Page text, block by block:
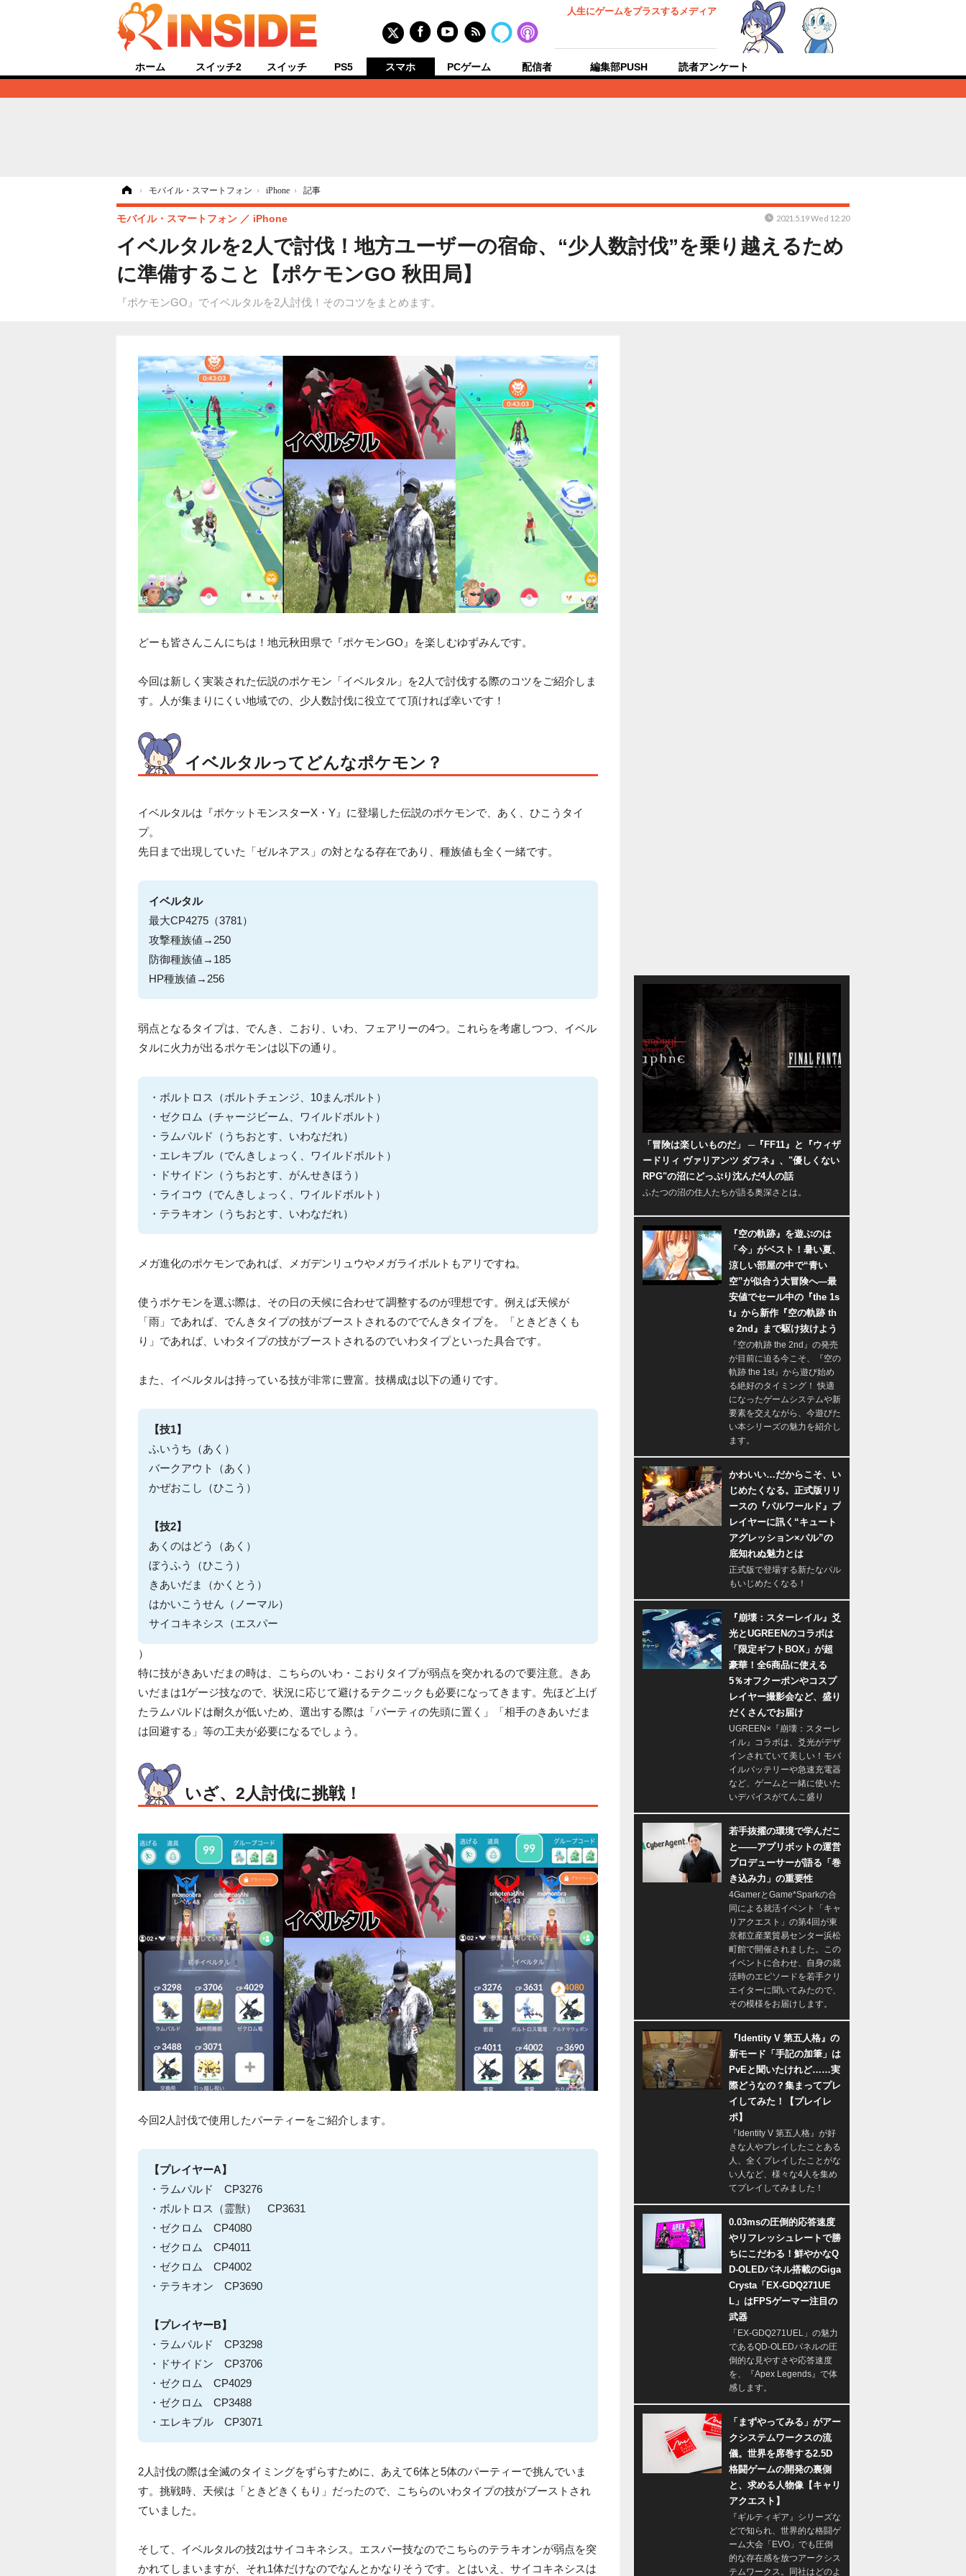
人生にゲームをプラスするメディア
ホーム スイッチ2 スイッチ PS5 スマホ PCゲーム 配信者 編集部PUSH 読者アンケート
› モバイル・スマートフォン › iPhone › 記事
イベルタルを2人で討伐！地方ユーザーの宿命、“少人数討伐”を乗り越えるため
に準備すること【ポケモンGO 秋田局】
『ポケモンGO』でイベルタルを2人討伐！そのコツをまとめます。
モバイル・スマートフォン iPhone 2021.5.19 Wed 12:20
どーも皆さんこんにちは！地元秋田県で『ポケモンGO』を楽しむゆずみんです。
今回は新しく実装された伝説のポケモン「イベルタル」を2人で討伐する際のコツをご紹介しま
す。人が集まりにくい地域での、少人数討伐に役立てて頂ければ幸いです！
イベルタルってどんなポケモン？
イベルタルは『ポケットモンスターX・Y』に登場した伝説のポケモンで、あく、ひこうタイ
プ。
先日まで出現していた「ゼルネアス」の対となる存在であり、種族値も全く一緒です。
イベルタル
最大CP4275（3781）
攻撃種族値→250
防御種族値→185
HP種族値→256
弱点となるタイプは、でんき、こおり、いわ、フェアリーの4つ。これらを考慮しつつ、イベル
タルに火力が出るポケモンは以下の通り。
・ボルトロス（ボルトチェンジ、10まんボルト）
・ゼクロム（チャージビーム、ワイルドボルト）
・ラムパルド（うちおとす、いわなだれ）
・エレキブル（でんきしょっく、ワイルドボルト）
・ドサイドン（うちおとす、がんせきほう）
・ライコウ（でんきしょっく、ワイルドボルト）
・テラキオン（うちおとす、いわなだれ）
メガ進化のポケモンであれば、メガデンリュウやメガライボルトもアリですね。
使うポケモンを選ぶ際は、その日の天候に合わせて調整するのが理想です。例えば天候が
「雨」であれば、でんきタイプの技がブーストされるのででんきタイプを。「ときどきくも
り」であれば、いわタイプの技がブーストされるのでいわタイプといった具合です。
また、イベルタルは持っている技が非常に豊富。技構成は以下の通りです。
【技1】
ふいうち（あく）
バークアウト（あく）
かぜおこし（ひこう）
【技2】
あくのはどう（あく）
ぼうふう（ひこう）
きあいだま（かくとう）
はかいこうせん（ノーマル）
サイコキネシス（エスパー
）
特に技がきあいだまの時は、こちらのいわ・こおりタイプが弱点を突かれるので要注意。きあ
いだまは1ゲージ技なので、状況に応じて避けるテクニックも必要になってきます。先ほど上げ
たラムパルドは耐久が低いため、選出する際は「パーティの先頭に置く」「相手のきあいだま
は回避する」等の工夫が必要になるでしょう。
いざ、2人討伐に挑戦！
今回2人討伐で使用したパーティーをご紹介します。
【プレイヤーA】
・ラムパルド CP3276
・ボルトロス（霊獣） CP3631
・ゼクロム CP4080
・ゼクロム CP4011
・ゼクロム CP4002
・テラキオン CP3690
【プレイヤーB】
・ラムパルド CP3298
・ドサイドン CP3706
・ゼクロム CP4029
・ゼクロム CP3488
・エレキブル CP3071
2人討伐の際は全滅のタイミングをずらすために、あえて6体と5体のパーティーで挑んでいま
す。挑戦時、天候は「ときどきくもり」だったので、こちらのいわタイプの技がブーストされ
ていました。
そして、イベルタルの技2はサイコキネシス。エスパー技なのでこちらのテラキオンが弱点を突
かれてしまいますが、それ1体だけなのでなんとかなりそうです。とはいえ、サイコキネシスは
「冒険は楽しいものだ」 ─『FF11』と『ウィザ
ードリィ ヴァリアンツ ダフネ』、"優しくない
RPG"の沼にどっぷり沈んだ4人の話
ふたつの沼の住人たちが語る奥深さとは。
『空の軌跡』を遊ぶのは
「今」がベスト！暑い夏、
涼しい部屋の中で“青い
空”が似合う大冒険へ―最
安値でセール中の『the 1s
t』から新作『空の軌跡 th
e 2nd』まで駆け抜けよう
『空の軌跡 the 2nd』の発売
が目前に迫る今こそ、『空の
軌跡 the 1st』から遊び始め
る絶好のタイミング！ 快適
になったゲームシステムや新
要素を交えながら、今遊びた
い本シリーズの魅力を紹介し
ます。
かわいい…だからこそ、い
じめたくなる。正式版リリ
ースの『パルワールド』プ
レイヤーに訊く“キュート
アグレッション×パル”の
底知れぬ魅力とは
正式版で登場する新たなパル
もいじめたくなる！
『崩壊：スターレイル』爻
光とUGREENのコラボは
「限定ギフトBOX」が超
豪華！全6商品に使える
5％オフクーポンやコスプ
レイヤー撮影会など、盛り
だくさんでお届け
UGREEN×『崩壊：スターレ
イル』コラボは、爻光がデザ
インされていて美しい！モバ
イルバッテリーや急速充電器
など、ゲームと一緒に使いた
いデバイスがてんこ盛り
若手抜擢の環境で学んだこ
と――アプリボットの運営
プロデューサーが語る「巻
き込み力」の重要性
4GamerとGame*Sparkの合
同による就活イベント「キャ
リアクエスト」の第4回が東
京都立産業貿易センター浜松
町館で開催されました。この
イベントに合わせ、自身の就
活時のエピソードを若手クリ
エイターに聞いてみたので、
その模様をお届けします。
『Identity V 第五人格』の
新モード「手記の加筆」は
PvEと聞いたけれど……実
際どうなの？集まってプレ
イしてみた！【プレイレ
ポ】
『Identity V 第五人格』が好
きな人やプレイしたことある
人、全くプレイしたことがな
い人など、様々な4人を集め
てプレイしてみました！
0.03msの圧倒的応答速度
やリフレッシュレートで勝
ちにこだわる！鮮やかなQ
D-OLEDパネル搭載のGiga
Crysta「EX-GDQ271UE
L」はFPSゲーマー注目の
武器
「EX-GDQ271UEL」の魅力
であるQD-OLEDパネルの圧
倒的な見やすさや応答速度
を、『Apex Legends』で体
感します。
「まずやってみる」がアー
クシステムワークスの流
儀。世界を席巻する2.5D
格闘ゲームの開発の裏側
と、求める人物像【キャリ
アクエスト】
『ギルティギア』シリーズな
どで知られ、世界的な格闘ゲ
ーム大会「EVO」でも圧倒
的な存在感を放つアークシス
テムワークス。同社はどのよ